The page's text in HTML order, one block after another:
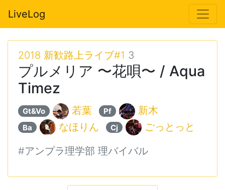
LiveLog
2018 新歓路上ライブ#1 3
プルメリア 〜花唄〜 / Aqua
Timez
Gt&Vo 若葉 Pf 新木
Ba なほりん Cj ごっとっと
#アンプラ理学部 理バイバル